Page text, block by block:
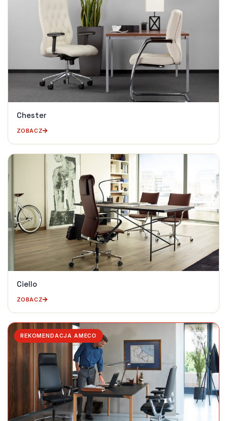
Chester
ZOBACZ
Ciello
ZOBACZ
REKOMENDACJA AMECO